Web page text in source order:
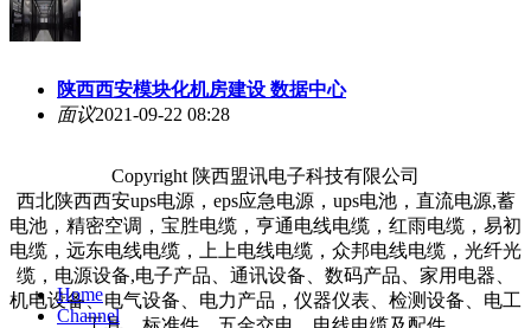
陕西西安模块化机房建设 数据中心
面议2021-09-22 08:28
Copyright 陕西盟讯电子科技有限公司
西北陕西西安ups电源，eps应急电源，ups电池，直流电源,蓄
电池，精密空调，宝胜电缆，亨通电线电缆，红雨电缆，易初
电缆，远东电线电缆，上上电线电缆，众邦电线电缆，光纤光
缆，电源设备,电子产品、通讯设备、数码产品、家用电器、
机电设备、电气设备、电力产品，仪器仪表、检测设备、电工
Home
Channel